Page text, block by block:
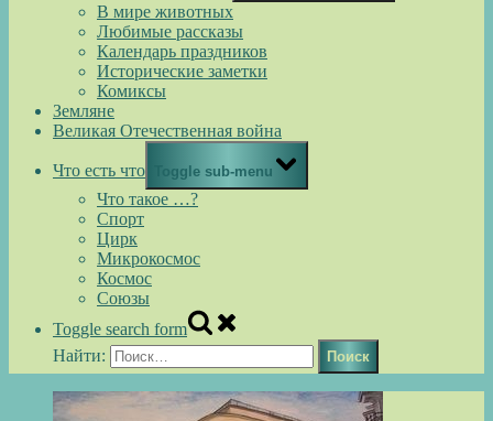
В мире животных
Любимые рассказы
Календарь праздников
Исторические заметки
Комиксы
Земляне
Великая Отечественная война
Что есть что Toggle sub-menu
Что такое …?
Спорт
Цирк
Микрокосмос
Космос
Союзы
Toggle search form
Найти: